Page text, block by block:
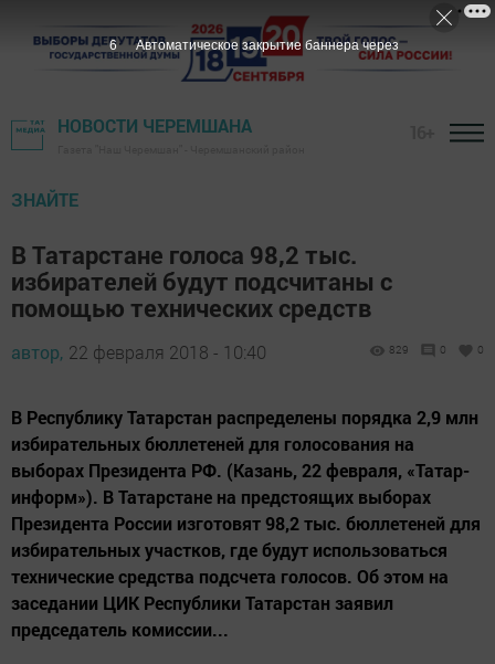
НОВОСТИ ЧЕРЕМШАНА
ЗНАЙТЕ
В Татарстане голоса 98,2 тыс.
избирателей будут подсчитаны с
помощью технических средств
автор, 22 февраля 2018 - 10:40 829 0 0
В Республику Татарстан распределены порядка 2,9 млн
избирательных бюллетеней для голосования на
выборах Президента РФ. (Казань, 22 февраля, «Татар-
информ»). В Татарстане на предстоящих выборах
Президента России изготовят 98,2 тыс. бюллетеней для
избирательных участков, где будут использоваться
технические средства подсчета голосов. Об этом на
заседании ЦИК Республики Татарстан заявил
председатель комиссии...
5 Автоматическое закрытие баннера через